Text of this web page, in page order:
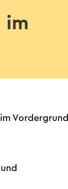
im
Vordergrund